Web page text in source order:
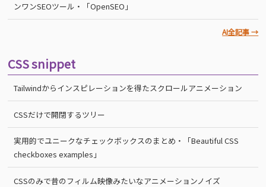
ンワンSEOツール・「OpenSEO」
AI全記事 →
CSS snippet
Tailwindからインスピレーションを得たスクロールアニメーション
CSSだけで開閉するツリー
実用的でユニークなチェックボックスのまとめ・「Beautiful CSS
checkboxes examples」
CSSのみで昔のフィルム映像みたいなアニメーションノイズ